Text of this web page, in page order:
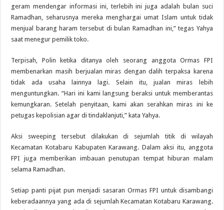
geram mendengar informasi ini, terlebih ini juga adalah bulan suci
Ramadhan, seharusnya mereka menghargai umat Islam untuk tidak
menjual barang haram tersebut di bulan Ramadhan ini,” tegas Yahya
saat menegur pemilik toko.
Terpisah, Polin ketika ditanya oleh seorang anggota Ormas FPI
membenarkan masih berjualan miras dengan dalih terpaksa karena
tidak ada usaha lainnya lagi. Selain itu, jualan miras lebih
menguntungkan. “Hari ini kami langsung beraksi untuk memberantas
kemungkaran. Setelah penyitaan, kami akan serahkan miras ini ke
petugas kepolisian agar di tindaklanjuti,” kata Yahya.
Aksi sweeping tersebut dilakukan di sejumlah titik di wilayah
Kecamatan Kotabaru Kabupaten Karawang. Dalam aksi itu, anggota
FPI juga memberikan imbauan penutupan tempat hiburan malam
selama Ramadhan.
Setiap panti pijat pun menjadi sasaran Ormas FPI untuk disambangi
keberadaannya yang ada di sejumlah Kecamatan Kotabaru Karawang.